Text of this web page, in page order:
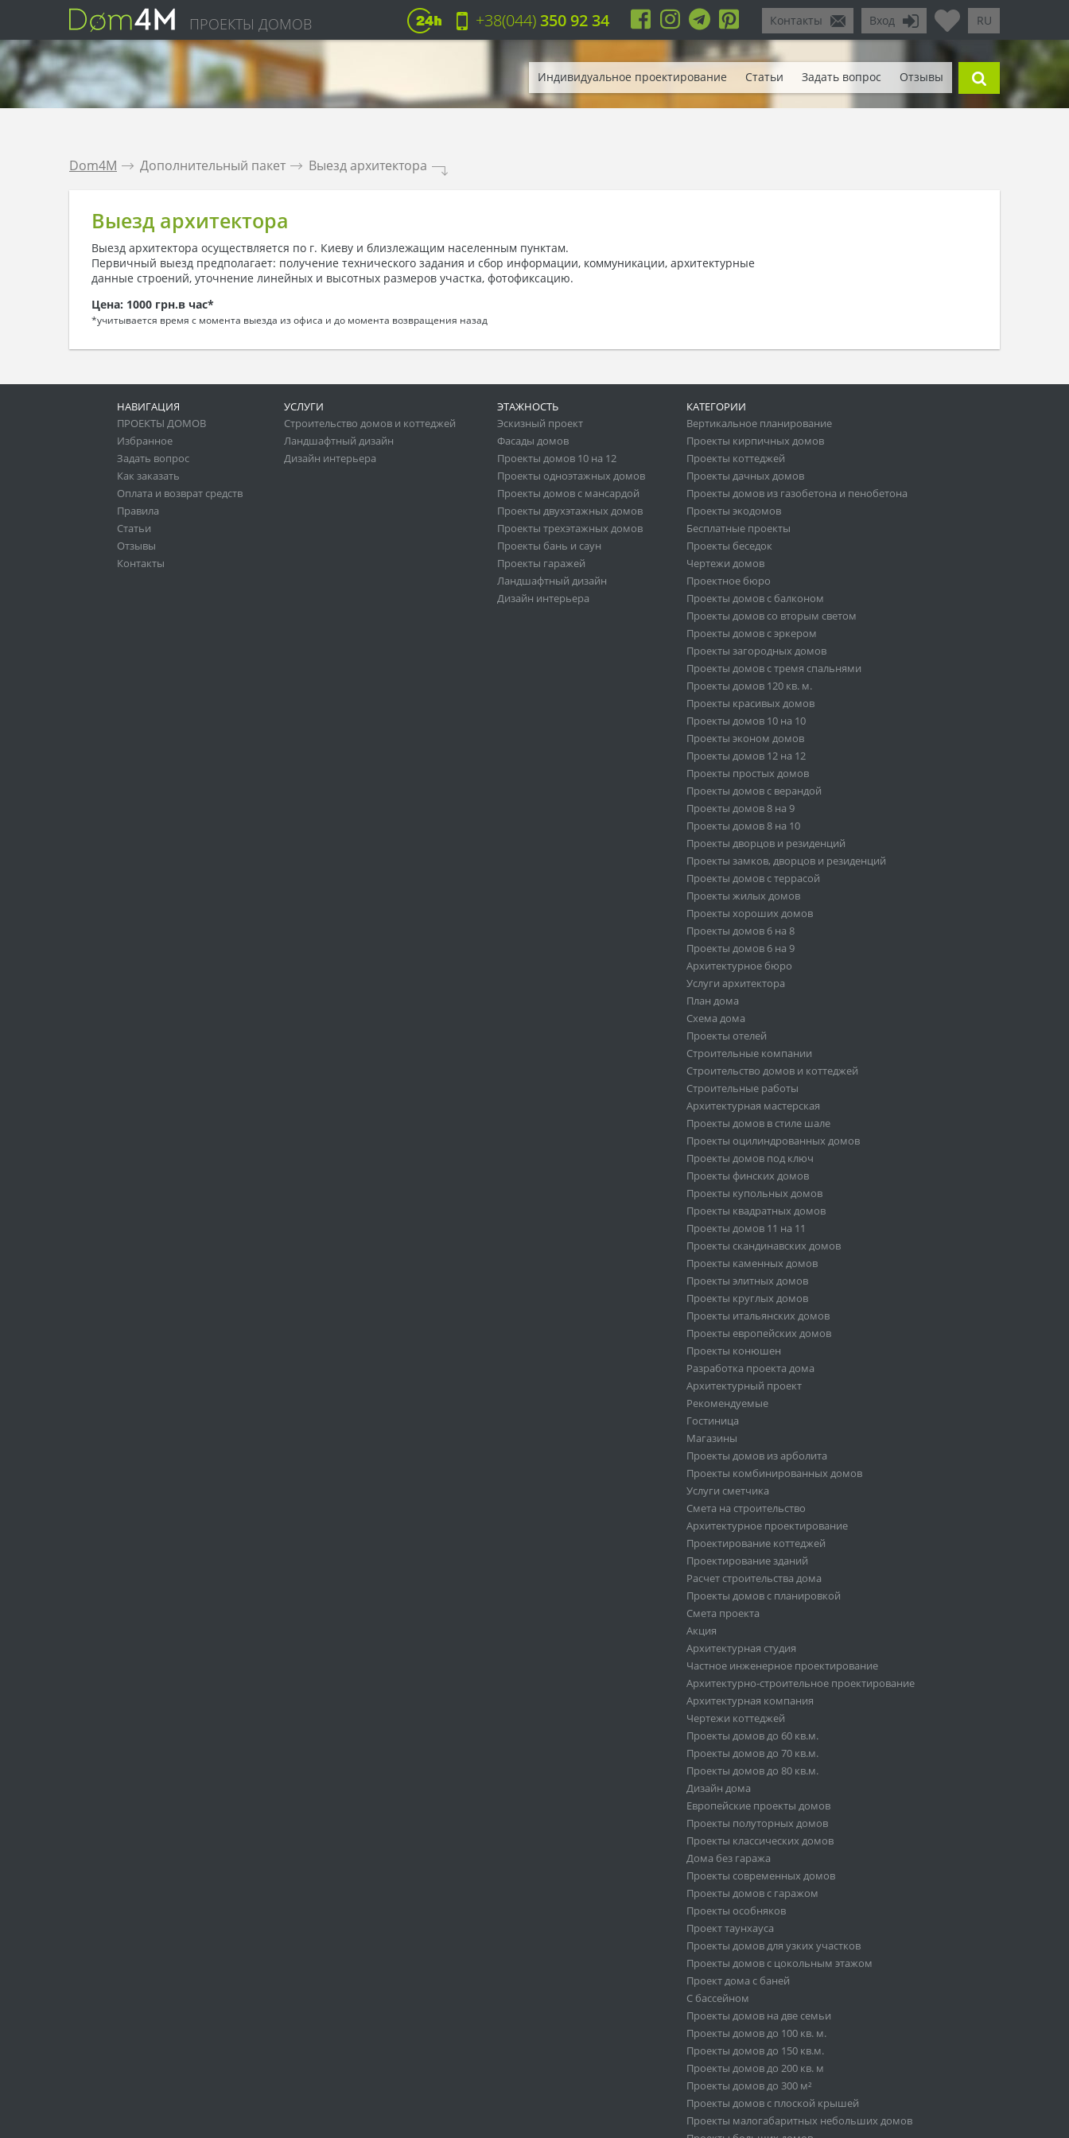
ПРОЕКТЫ ДОМОВ RU
Вход
Контакты
+38(044)350 92 34
Индивидуальное проектирование Статьи Задать вопрос Отзывы
Dom4M . Дополнительный пакет . Выезд архитектора .
Выезд архитектора
Выезд архитектора осуществляется по г. Киеву и близлежащим населенным пунктам.
Первичный выезд предполагает: получение технического задания и сбор информации, коммуникации, архитектурные
данные строений, уточнение линейных и высотных размеров участка, фотофиксацию.
Цена: 1000 грн.в час*
*учитывается время с момента выезда из офиса и до момента возвращения назад
НАВИГАЦИЯ
ПРОЕКТЫ ДОМОВ
Избранное
Задать вопрос
Как заказать
Оплата и возврат средств
Правила
Статьи
Отзывы
Контакты
УСЛУГИ
Строительство домов и коттеджей
Ландшафтный дизайн
Дизайн интерьера
ЭТАЖНОСТЬ
Эскизный проект
Фасады домов
Проекты домов 10 на 12
Проекты одноэтажных домов
Проекты домов с мансардой
Проекты двухэтажных домов
Проекты трехэтажных домов
Проекты бань и саун
Проекты гаражей
Ландшафтный дизайн
Дизайн интерьера
КАТЕГОРИИ
Вертикальное планирование
Проекты кирпичных домов
Проекты коттеджей
Проекты дачных домов
Проекты домов из газобетона и пенобетона
Проекты экодомов
Бесплатные проекты
Проекты беседок
Чертежи домов
Проектное бюро
Проекты домов с балконом
Проекты домов со вторым светом
Проекты домов с эркером
Проекты загородных домов
Проекты домов с тремя спальнями
Проекты домов 120 кв. м.
Проекты красивых домов
Проекты домов 10 на 10
Проекты эконом домов
Проекты домов 12 на 12
Проекты простых домов
Проекты домов с верандой
Проекты домов 8 на 9
Проекты домов 8 на 10
Проекты дворцов и резиденций
Проекты замков, дворцов и резиденций
Проекты домов с террасой
Проекты жилых домов
Проекты хороших домов
Проекты домов 6 на 8
Проекты домов 6 на 9
Архитектурное бюро
Услуги архитектора
План дома
Схема дома
Проекты отелей
Строительные компании
Строительство домов и коттеджей
Строительные работы
Архитектурная мастерская
Проекты домов в стиле шале
Проекты оцилиндрованных домов
Проекты домов под ключ
Проекты финских домов
Проекты купольных домов
Проекты квадратных домов
Проекты домов 11 на 11
Проекты скандинавских домов
Проекты каменных домов
Проекты элитных домов
Проекты круглых домов
Проекты итальянских домов
Проекты европейских домов
Проекты конюшен
Разработка проекта дома
Архитектурный проект
Рекомендуемые
Гостиница
Магазины
Проекты домов из арболита
Проекты комбинированных домов
Услуги сметчика
Смета на строительство
Архитектурное проектирование
Проектирование коттеджей
Проектирование зданий
Расчет строительства дома
Проекты домов с планировкой
Смета проекта
Акция
Архитектурная студия
Частное инженерное проектирование
Архитектурно-строительное проектирование
Архитектурная компания
Чертежи коттеджей
Проекты домов до 60 кв.м.
Проекты домов до 70 кв.м.
Проекты домов до 80 кв.м.
Дизайн дома
Европейские проекты домов
Проекты полуторных домов
Проекты классических домов
Дома без гаража
Проекты современных домов
Проекты домов с гаражом
Проекты особняков
Проект таунхауса
Проекты домов для узких участков
Проекты домов с цокольным этажом
Проект дома с баней
С бассейном
Проекты домов на две семьи
Проекты домов до 100 кв. м.
Проекты домов до 150 кв.м.
Проекты домов до 200 кв. м
Проекты домов до 300 м²
Проекты домов с плоской крышей
Проекты малогабаритных небольших домов